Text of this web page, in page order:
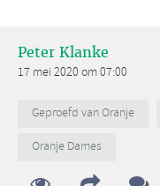
Peter Klanke
17 mei 2020 om 07:00
Geproefd van Oranje
Oranje Dames